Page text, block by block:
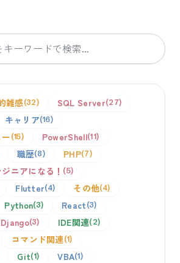
雑感 32 SQL Server 27
キャリア 16
15 PowerShell 11
職歴 8 PHP 7
ニアになる！ 5
Flutter 4 その他 4
Python 3 React 3
Django 3 IDE関連 2
コマンド関連 1
Git 1 VBA 1